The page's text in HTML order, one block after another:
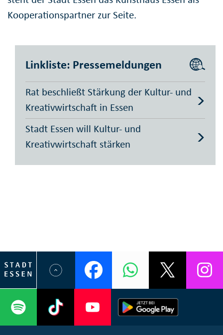
Kooperationspartner zur Seite.
Linkliste: Pressemeldungen
Rat beschließt Stärkung der Kultur- und
Kreativwirtschaft in Essen
Stadt Essen will Kultur- und
Kreativwirtschaft stärken